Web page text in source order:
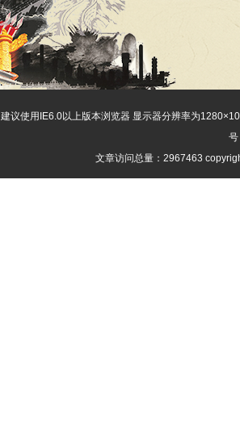
建议使用IE6.0以上版本浏览器 显示器分辨率为
号
文章访问总量：2967463